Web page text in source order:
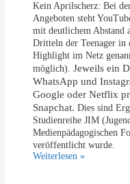
a
b
e
n
e
i
n
e
7
0
-
S
t
Kein Aprilscherz: Bei
Angeboten steht
mit deutlichem Abstand
Dritteln der Teenager in
Highlight im Netz
möglich).Jeweils ein
WhatsApp und
Google oder Netflix
Snapchat.Dies sind
Studienreihe JIM
Medienpädagogischen
veröffentlicht wurde.
J
Weiterlesen »